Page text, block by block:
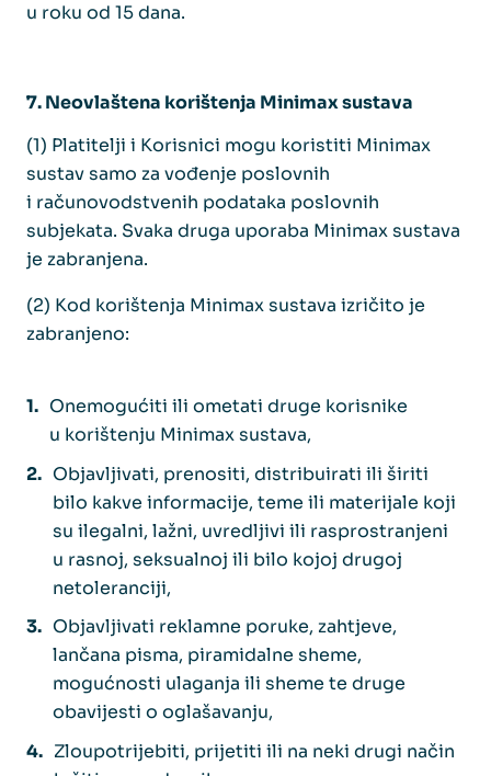
u roku od 15 dana.
7. Neovlaštena korištenja Minimax sustava
(1) Platitelji i Korisnici mogu koristiti Minimax
sustav samo za vođenje poslovnih
i računovodstvenih podataka poslovnih
subjekata. Svaka druga uporaba Minimax sustava
je zabranjena.
(2) Kod korištenja Minimax sustava izričito je
zabranjeno:
Onemogućiti ili ometati druge korisnike
u korištenju Minimax sustava,
Objavljivati, prenositi, distribuirati ili širiti
bilo kakve informacije, teme ili materijale koji
su ilegalni, lažni, uvredljivi ili rasprostranjeni
u rasnoj, seksualnoj ili bilo kojoj drugoj
netoleranciji,
Objavljivati reklamne poruke, zahtjeve,
lančana pisma, piramidalne sheme,
mogućnosti ulaganja ili sheme te druge
obavijesti o oglašavanju,
Zloupotrijebiti, prijetiti ili na neki drugi način